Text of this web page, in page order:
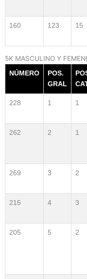
160 123 15
5K MASCULINO Y
NÚMERO
POS.
GRAL
228 1 1
262 2 1
269 3 2
215 4 3
205 5 2